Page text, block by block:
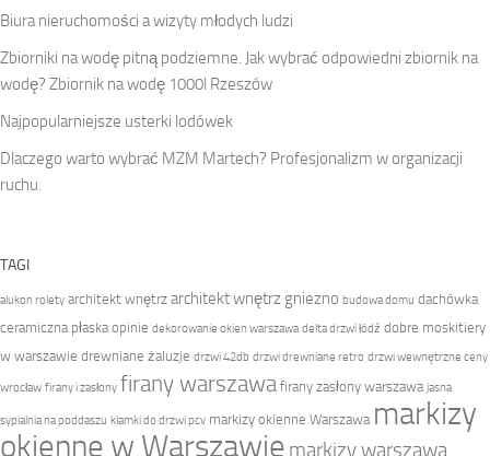
Biura nieruchomości a wizyty młodych ludzi
Zbiorniki na wodę pitną podziemne. Jak wybrać odpowiedni zbiornik na
wodę? Zbiornik na wodę 1000l Rzeszów
Najpopularniejsze usterki lodówek
Dlaczego warto wybrać MZM Martech? Profesjonalizm w organizacji
ruchu.
TAGI
alukon rolety architekt wnętrz architekt wnętrz gniezno budowa domu dachówka
ceramiczna płaska opinie dekorowanie okien warszawa delta drzwi łódź dobre moskitiery
w warszawie drewniane żaluzje drzwi 42db drzwi drewniane retro drzwi wewnętrzne ceny
wrocław firany i zasłony firany warszawa firany zasłony warszawa jasna
sypialnia na poddaszu klamki do drzwi pcv markizy okienne Warszawa markizy
okienne w Warszawie markizy warszawa